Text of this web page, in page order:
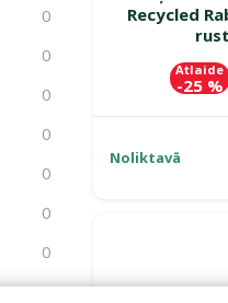
0
0
0
0
0
0
0
0
Recycled
Atlaide
-25 %
Noliktavā